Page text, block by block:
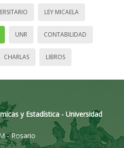
LEY MICAELA
UNR CONTABILIDAD
CHARLAS LIBROS
y Estadística - Universidad
- Rosario